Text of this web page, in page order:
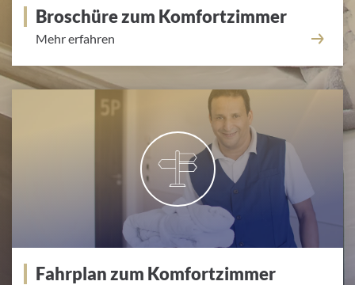
Broschüre zum Komfortzimmer
Mehr erfahren
Fahrplan zum Komfortzimmer